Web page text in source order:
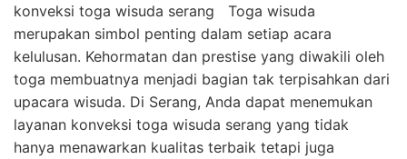
konveksi toga wisuda serang Toga wisuda
merupakan simbol penting dalam setiap acara
kelulusan. Kehormatan dan prestise yang diwakili oleh
toga membuatnya menjadi bagian tak terpisahkan dari
upacara wisuda. Di Serang, Anda dapat menemukan
layanan konveksi toga wisuda serang yang tidak
hanya menawarkan kualitas terbaik tetapi juga